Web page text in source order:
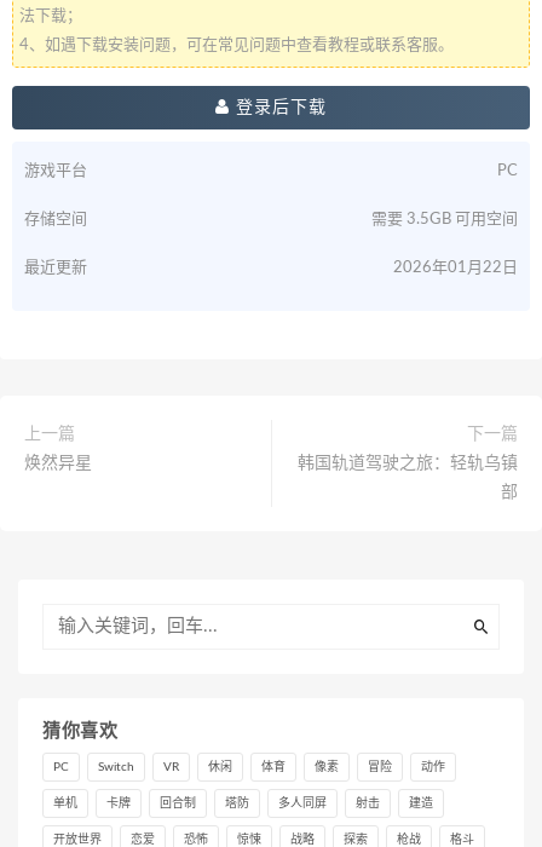
法下载；
4、如遇下载安装问题，可在常见问题中查看教程或联系客服。
登录后下载
游戏平台 PC
存储空间 需要 3.5GB 可用空间
最近更新 2026年01月22日
上一篇
焕然异星
下一篇
韩国轨道驾驶之旅：轻轨乌镇
部
猜你喜欢
PC Switch VR 休闲 体育 像素 冒险 动作
单机 卡牌 回合制 塔防 多人同屏 射击 建造
开放世界 恋爱 恐怖 惊悚 战略 探索 枪战 格斗